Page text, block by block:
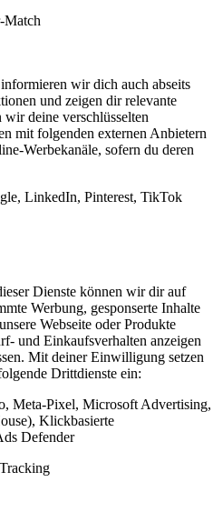
Match
wir dich auch abseits
und zeigen dir relevante
deine verschlüsselten
mit folgenden externen Anbietern
Werbekanäle, sofern du deren
LinkedIn, Pinterest, TikTok
Dienste können wir dir auf
Werbung, gesponserte Inhalte
Webseite oder Produkte
und Einkaufsverhalten anzeigen
Mit deiner Einwilligung setzen
Drittdienste ein:
Meta-Pixel, Microsoft Advertising,
Klickbasierte
Defender